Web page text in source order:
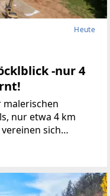
Heute
-nur 4
malerischen
nur etwa 4 km
sich
harmonischen
idyllischen